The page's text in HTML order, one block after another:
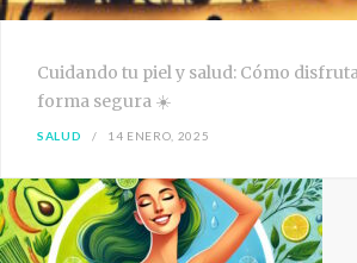
Cuidando tu piel y salud: Cómo
forma segura ☀️
SALUD 14 ENERO, 2025